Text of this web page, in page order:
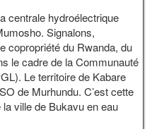
centrale hydroélectrique
Signalons,
copropriété du Rwanda, du
le cadre de la Communauté
Le territoire de Kabare
de Murhundu. C’est cette
la ville de Bukavu en eau